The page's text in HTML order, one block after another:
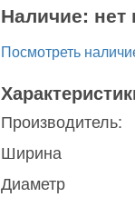
Наличие: нет
Посмотреть
Производитель:
Ширина
Диаметр